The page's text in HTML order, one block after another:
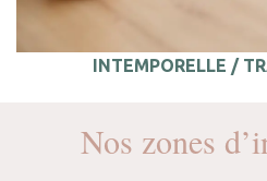
INTEMPORELLE /
Nos zones